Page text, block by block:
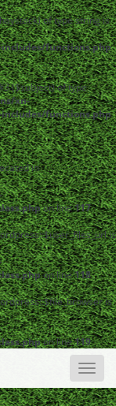
of type string is
functions.php
($subject) of type
xn-
functions.php
in
on line117
is
on line118
is
on line119
Toggle